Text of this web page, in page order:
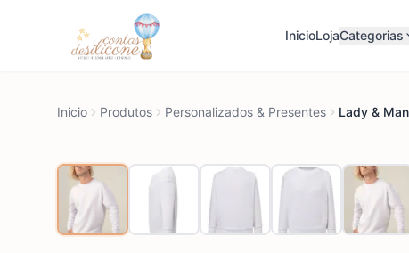
InicioLojaCategorias
Inicio Produtos Personalizados & Presentes Lady &